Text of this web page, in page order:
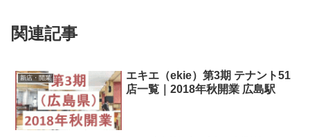
関連記事
新店・開業
エキエ（ekie）第3期 テナント51
店一覧｜2018年秋開業 広島駅